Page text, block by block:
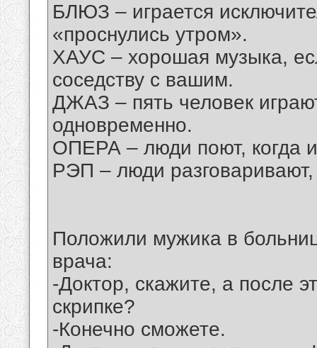
БЛЮЗ – играется
«проснулись утром».
ХАУС – хорошая музыка,
соседству с вашим.
ДЖАЗ – пять человек
одновременно.
ОПЕРА – люди поют, когда
РЭП – люди
Положили мужика в
врача:
-Доктор, скажите, а после
скрипке?
-Конечно сможете.